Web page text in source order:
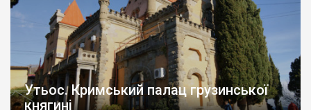
Утьос. Кримський палац грузинської
княгині